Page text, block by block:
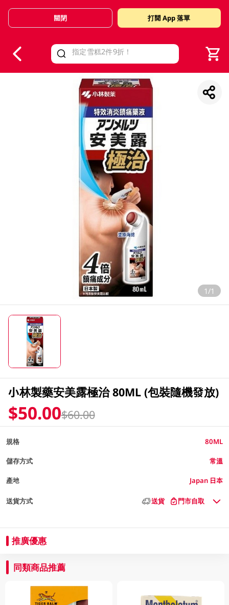
Valid Until 30 June 2026
關閉 打開 App 落單
1/1
小林製藥安美露極治 80ML (包裝隨機發放)
$50.00$60.00
規格 80ML
儲存方式 常溫
產地 Japan 日本
送貨方式 送貨 門市自取
推廣優惠
同類商品推薦